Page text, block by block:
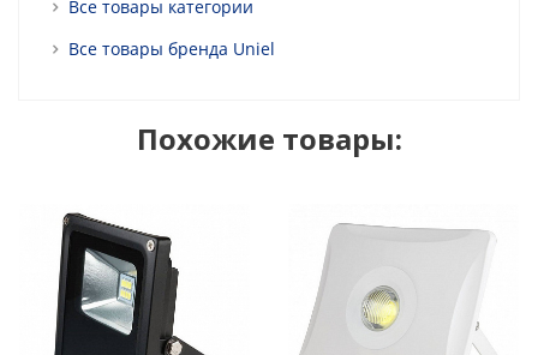
Все товары категории
Все товары бренда Uniel
Похожие товары: